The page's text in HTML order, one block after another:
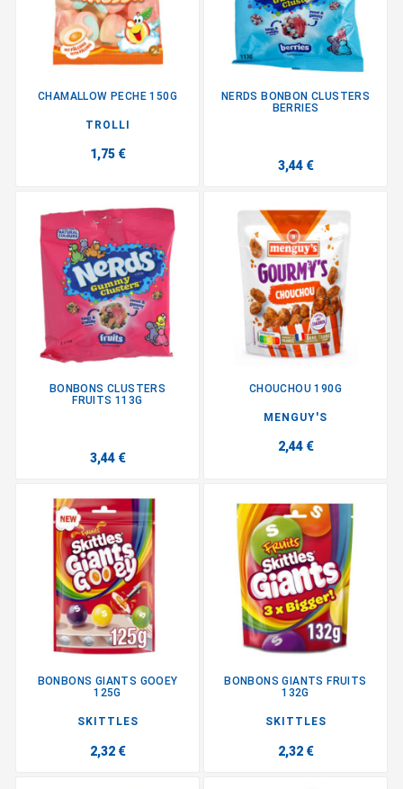
CHAMALLOW PECHE 150G
TROLLI
1,75 €
NERDS BONBON CLUSTERS
BERRIES
3,44 €
BONBONS CLUSTERS
FRUITS 113G
3,44 €
CHOUCHOU 190G
MENGUY'S
2,44 €
BONBONS GIANTS GOOEY
125G
SKITTLES
2,32 €
BONBONS GIANTS FRUITS
132G
SKITTLES
2,32 €